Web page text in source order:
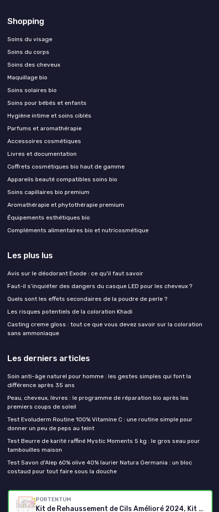
PORTENTUM
Kit de Rehaussement de Cils Amélioré 2024, Kit Professionnel Semi-Permanent de Cils à Friser Adapté Pour un Usage en Salon et à La Maison
Shopping
Soins du visage
Soins du corps
Soins des cheveux
Maquillage bio
Soins solaires bio
Soins pour bébés et enfants
Hygiène intime et soins ciblés
Parfums et aromathérapie
Accessoires cosmétiques
Livres et documentation
Coffrets cosmétiques bio haut de gamme
Appareils beauté compatibles soins bio
Soins capillaires bio premium
Aromathérapie et phytothérapie premium
Équipements esthétiques bio
Compléments alimentaires bio et nutricosmétique
Les plus lus
Avis sur le déodorant Exode : ce qu'il faut savoir
Faut-il s’inquiéter des dangers du casque LED pour les cheveux ?
Quels sont les effets secondaires de la poudre de perle ?
Les risques potentiels de la coloration Khadi
Casting creme gloss : tout ce que vous devez savoir sur la coloration
sans ammoniaque
Les derniers articles
Soin anti-âge naturel pour homme : les gestes simples qui font la
différence après 35 ans
Peau, cheveux, lèvres : le programme de réparation bio après les
premiers coups de soleil
Test Evoluderm Routine 100% Vitamine C : une routine simple pour
donner un peu de peps au teint
Test Beurre de karité raffiné Mystic Moments 5 kg : le gros seau pour
tambouilles maison
Test Savon d'Alep 60% olive 40% laurier Natura Germania : un bloc
costaud pour tout faire sous la douche
Mes cosmetiques bio